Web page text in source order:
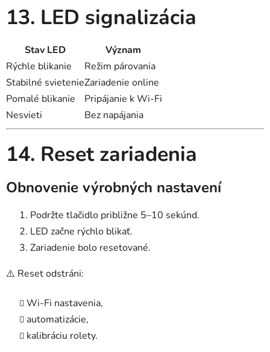
13. LED signalizácia
Stav LED
Význam
Rýchle blikanie
Režim párovania
Stabilné svietenieZariadenie online
Pomalé blikanie
Pripájanie k Wi-Fi
Nesvieti
Bez napájania
14. Reset zariadenia
Obnovenie výrobných nastavení
Podržte tlačidlo približne 5–10 sekúnd.
LED začne rýchlo blikať.
Zariadenie bolo resetované.
⚠️ Reset odstráni:
Wi-Fi nastavenia,
automatizácie,
kalibráciu rolety.